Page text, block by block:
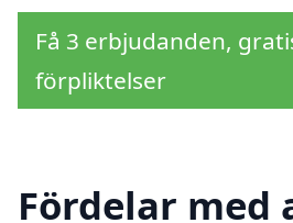
Få 3 erbjudanden,
förpliktelser
Fördelar med